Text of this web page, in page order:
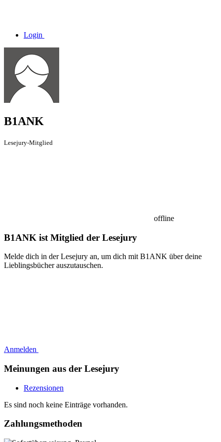
Login
B1ANK
Lesejury-Mitglied
offline
B1ANK ist Mitglied der Lesejury
Melde dich in der Lesejury an, um dich mit B1ANK über deine
Lieblingsbücher auszutauschen.
Anmelden
Meinungen aus der Lesejury
Rezensionen
Es sind noch keine Einträge vorhanden.
Zahlungsmethoden